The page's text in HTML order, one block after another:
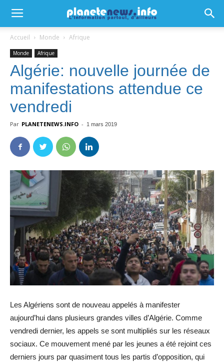
Accueil Monde Afrique
Monde Afrique
Algérie: nouvelle journée de
manifestations attendue ce
vendredi
Par PLANETENEWS.INFO - 1 mars 2019
Les Algériens sont de nouveau appelés à manifester
aujourd’hui dans plusieurs grandes villes d’Algérie. Comme
vendredi dernier, les appels se sont multipliés sur les réseaux
sociaux. Ce mouvement mené par les jeunes a été rejoint ces
derniers jours par quasiment tous les partis d’opposition, qui